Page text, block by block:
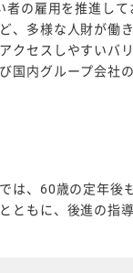
者の雇用を推進し
、多様な人財が働
クセスしやすいバ
国内グループ会社
は、60歳の定年
ともに、後進の指